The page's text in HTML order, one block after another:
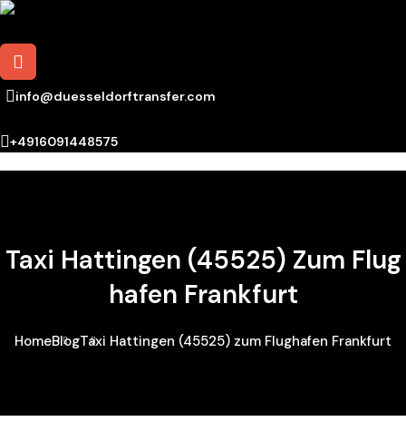
info@duesseldorftransfer.com
+4916091448575
Taxi Hattingen (45525) Zum Flug
Hafen Frankfurt
HomeBlogTaxi Hattingen (45525) zum Flughafen Frankfurt